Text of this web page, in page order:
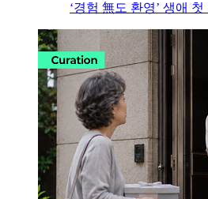
‘경험 無도 환영’ 생애